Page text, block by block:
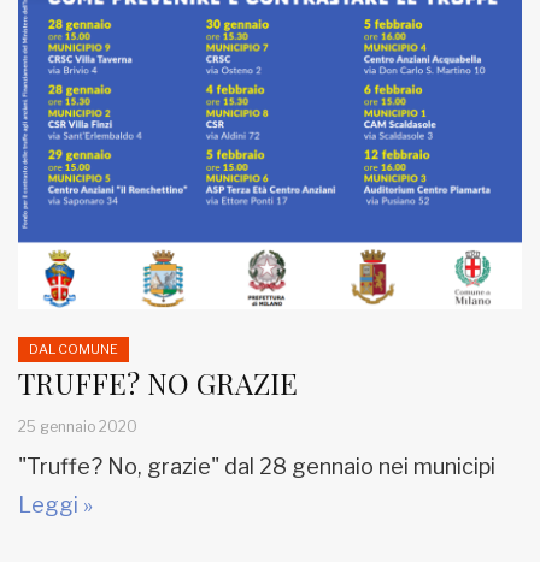
DAL COMUNE
TRUFFE? NO GRAZIE
25 gennaio 2020
"Truffe? No, grazie" dal 28 gennaio nei municipi
Leggi »